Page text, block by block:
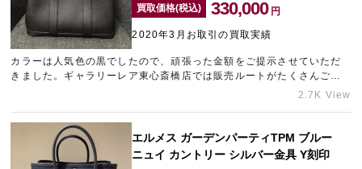
買取価格(税込) 330,000 円
2020年3月お取引の買取実績
カラーは人気色の黒でしたので、頑張った金額をご提示させていただ
きました。ギャラリーレア東心斎橋店では販売ルートがたくさんござ
いますので、バーキン、ケリー等のお買い取りには自信がございま
2.7K View
エルメス ガーデンパーティTPM ブルー
ニュイ カントリー シルバー金具 Y刻印